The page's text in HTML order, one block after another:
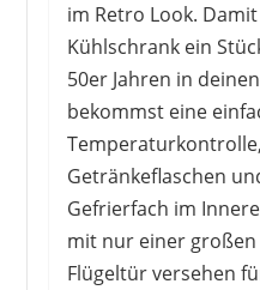
im Retro Look.
Kühlschrank ein
50er Jahren in
bekommst eine
Getränkeflaschen
Gefrierfach im
mit nur einer
Flügeltür versehen